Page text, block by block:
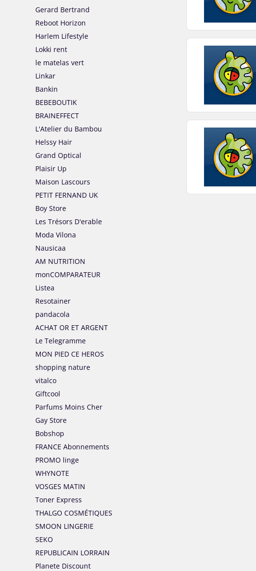
Gerard Bertrand
Reboot Horizon
Harlem Lifestyle
Lokki rent
le matelas vert
Linkar
Bankin
BEBEBOUTIK
BRAINEFFECT
L'Atelier du Bambou
Helssy Hair
Grand Optical
Plaisir Up
Maison Lascours
PETIT FERNAND UK
Boy Store
Les Trésors D'erable
Moda Vilona
Nausicaa
AM NUTRITION
monCOMPARATEUR
Listea
Resotainer
pandacola
ACHAT OR ET ARGENT
Le Telegramme
MON PIED CE HEROS
shopping nature
vitalco
Giftcool
Parfums Moins Cher
Gay Store
Bobshop
FRANCE Abonnements
PROMO linge
WHYNOTE
VOSGES MATIN
Toner Express
THALGO COSMÉTIQUES
SMOON LINGERIE
SEKO
REPUBLICAIN LORRAIN
Planete Discount